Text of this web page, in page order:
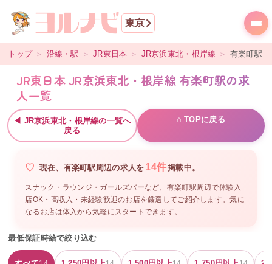
東京
トップ ＞ 沿線・駅 ＞ JR東日本 ＞ JR京浜東北・根岸線 ＞ 有楽町駅
JR東日本 JR京浜東北・根岸線 有楽町駅の求
人一覧
◀ JR京浜東北・根岸線の一覧へ
戻る
⌂ TOPに戻る
現在、 有楽町駅周辺の求人を 14件掲載中。
スナック・ラウンジ・ガールズバーなど、 有楽町駅周辺で体験入
店OK・高収入・未経験歓迎のお店を厳選してご紹介します。気に
なるお店は体入から気軽にスタートできます。
最低保証時給で絞り込む